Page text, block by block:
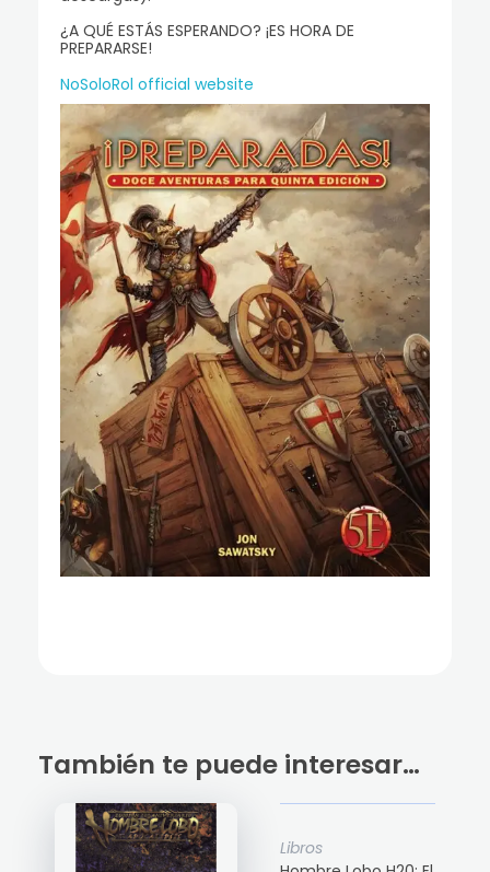
¿A QUÉ ESTÁS ESPERANDO? ¡ES HORA DE
PREPARARSE!
NoSoloRol official website
También te puede interesar…
Libros